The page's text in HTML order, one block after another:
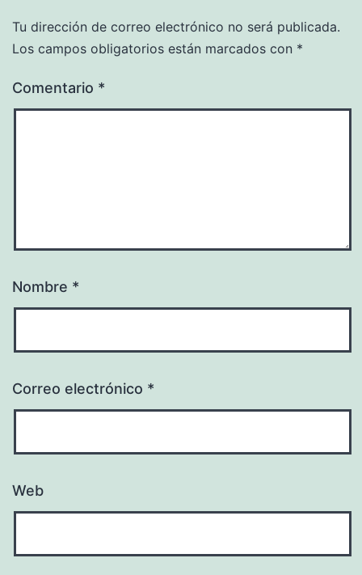
Tu dirección de correo electrónico no será publicada.
Los campos obligatorios están marcados con *
Comentario *
Nombre *
Correo electrónico *
Web